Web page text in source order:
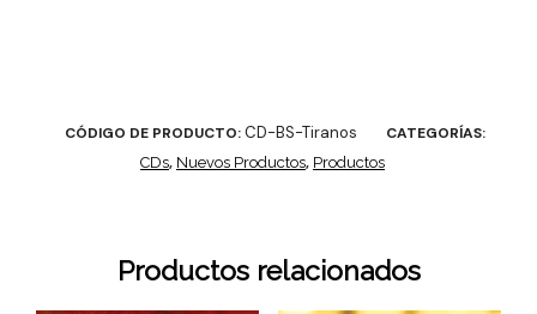
CÓDIGO DE PRODUCTO:CD-BS-Tiranos CATEGORÍAS:
CDs, Nuevos Productos, Productos
Productos relacionados